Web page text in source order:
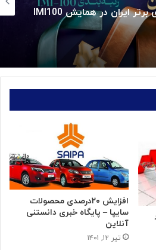
چالش بزرگ سیاست پولی؛ مهار نوسان
افزایش ۲۰درصدی محصولات
سایپا – پایگاه خبری دانستنی
آنلاین
تیر ۱۲, ۱۴۰۱